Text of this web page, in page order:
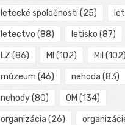
letecké spoločnosti (25)
letectvo (88) letisko (87)
LZ (86) MI (102) Mil (102)
múzeum (46) nehoda (83)
nehody(80) OM (134)
organizácia (26)